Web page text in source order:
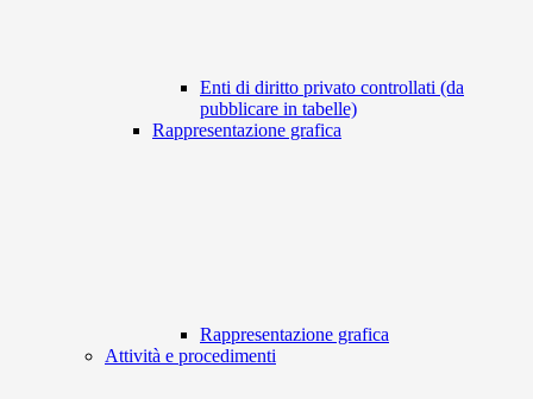
Enti di diritto privato controllati (da
pubblicare in tabelle)
Rappresentazione grafica
Rappresentazione grafica
Attività e procedimenti